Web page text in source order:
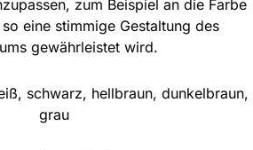
zum Beispiel an die Farbe
eine stimmige Gestaltung des
gewährleistet wird.
schwarz, hellbraun, dunkelbraun,
grau